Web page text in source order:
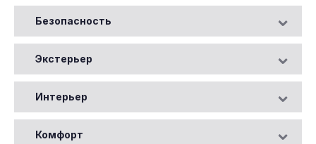
Безопасность
Экстерьер
Интерьер
Комфорт